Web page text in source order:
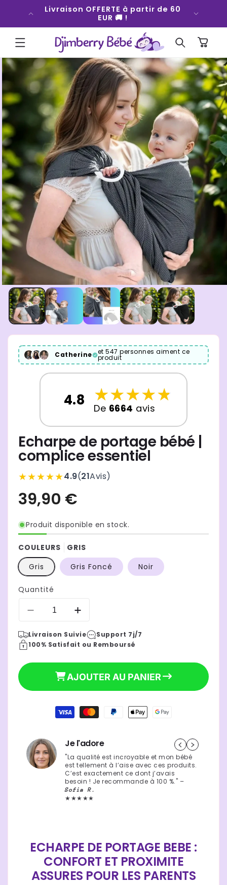
PASSER
CONTENU
Livraison OFFERTE à partir de 60
EUR 🚚 !
Panier
PASSER AUX
INFORMATIONS
Catherine et 547 personnes aiment ce
produit
4.8 ☆
★☆
★☆
★☆
★☆
★
De 6664 avis
Echarpe de portage bébé |
complice essentiel
★★★★★4.9(21Avis)
39,90 €
Produit disponible en stock.
COULEURS
GRIS
Gris
Gris Foncé Noir
Quantité
Réduire
quantité
de
portage
bébé
complice
essentiel
Augmenter
quantité
de
portage
bébé
complice
essentiel
Livraison Suivie
Support 7j/7
100% Satisfait ou Remboursé
AJOUTER AU PANIER
Je l'adore
"La qualité est incroyable et mon bébé
est tellement à l’aise avec ces produits.
C’est exactement ce dont j’avais
besoin ! Je recommande à 100 %." –
Sofia R.
★★★★★
ECHARPE DE PORTAGE BEBE :
CONFORT ET PROXIMITE
ASSURES POUR LES PARENTS